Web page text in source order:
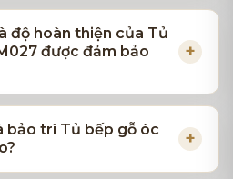
độ hoàn thiện của Tủ
được đảm bảo
bảo trì Tủ bếp gỗ óc